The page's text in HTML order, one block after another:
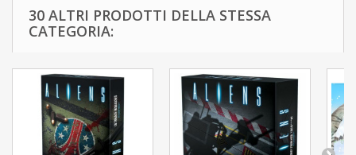
30 ALTRI PRODOTTI DELLA STESSA
CATEGORIA: